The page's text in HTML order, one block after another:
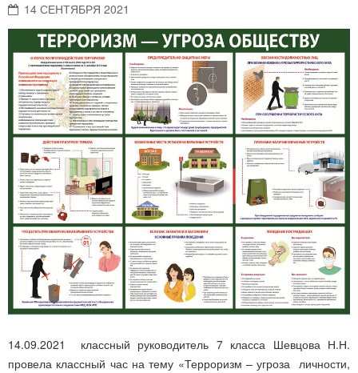
14 СЕНТЯБРЯ 2021
14.09.2021 классный руководитель 7 класса Шевцова Н.Н.
провела классный час на тему «Терроризм – угроза личности,